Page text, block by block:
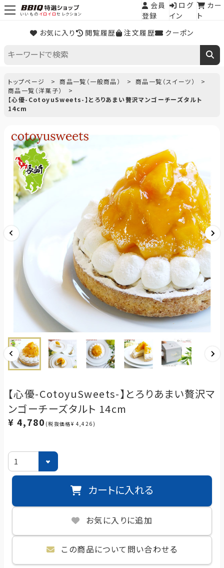
いいものイロイロセレクション
お気に入り 閲覧履歴 注文履歴 クーポン
会員
登録
ログ
イン
カー
ト
トップページ 商品一覧（一般商品）
商品一覧（スイーツ）
商品一覧（洋菓子）
【心優-CotoyuSweets-】とろりあまい贅沢マンゴーチーズタルト
14cm
【心優-CotoyuSweets-】とろりあまい贅沢マ
ンゴーチーズタルト 14cm
¥ 4,780 (税抜価格¥ 4,426)
カートに入れる
お気に入りに追加
この商品について問い合わせる